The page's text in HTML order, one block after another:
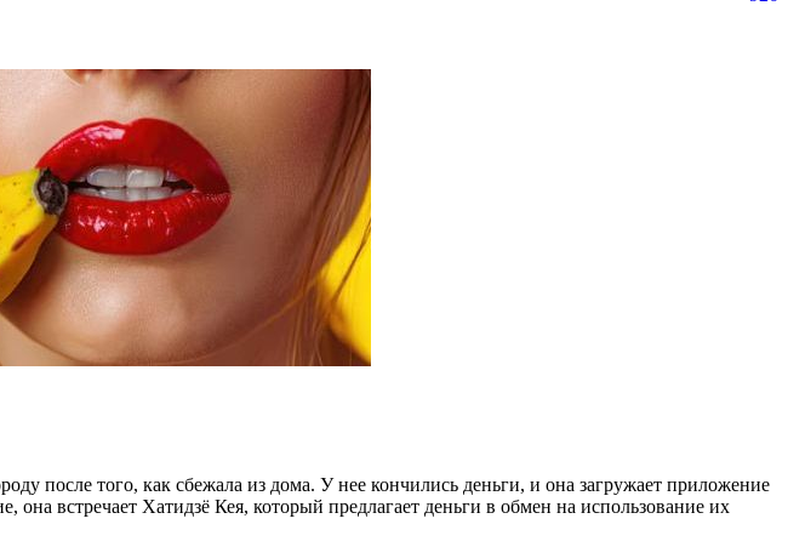
после того, как сбежала из дома. У нее кончились деньги, и она загружает приложение
встречает Хатидзё Кея, который предлагает деньги в обмен на использование их